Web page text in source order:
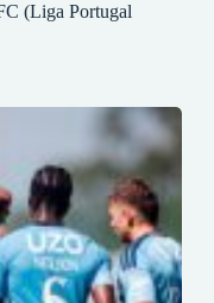
(Liga Portugal